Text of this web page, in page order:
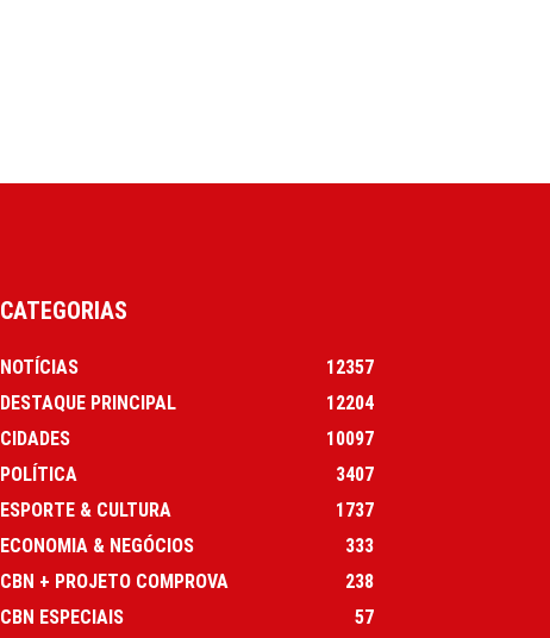
CATEGORIAS
NOTÍCIAS
12357
DESTAQUE PRINCIPAL
12204
CIDADES
10097
POLÍTICA
3407
ESPORTE & CULTURA
1737
ECONOMIA & NEGÓCIOS
333
CBN + PROJETO COMPROVA
238
CBN ESPECIAIS
57